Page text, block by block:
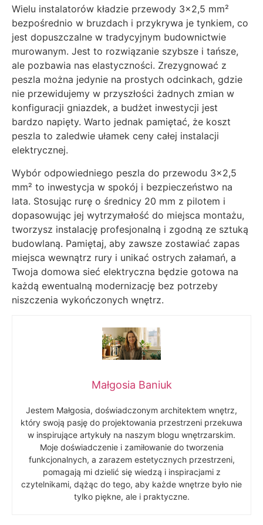
Wielu instalatorów kładzie przewody 3×2,5 mm²
bezpośrednio w bruzdach i przykrywa je tynkiem, co
jest dopuszczalne w tradycyjnym budownictwie
murowanym. Jest to rozwiązanie szybsze i tańsze,
ale pozbawia nas elastyczności. Zrezygnować z
peszla można jedynie na prostych odcinkach, gdzie
nie przewidujemy w przyszłości żadnych zmian w
konfiguracji gniazdek, a budżet inwestycji jest
bardzo napięty. Warto jednak pamiętać, że koszt
peszla to zaledwie ułamek ceny całej instalacji
elektrycznej.
Wybór odpowiedniego peszla do przewodu 3×2,5
mm² to inwestycja w spokój i bezpieczeństwo na
lata. Stosując rurę o średnicy 20 mm z pilotem i
dopasowując jej wytrzymałość do miejsca montażu,
tworzysz instalację profesjonalną i zgodną ze sztuką
budowlaną. Pamiętaj, aby zawsze zostawiać zapas
miejsca wewnątrz rury i unikać ostrych załamań, a
Twoja domowa sieć elektryczna będzie gotowa na
każdą ewentualną modernizację bez potrzeby
niszczenia wykończonych wnętrz.
Małgosia Baniuk
Jestem Małgosia, doświadczonym architektem wnętrz,
który swoją pasję do projektowania przestrzeni przekuwa
w inspirujące artykuły na naszym blogu wnętrzarskim.
Moje doświadczenie i zamiłowanie do tworzenia
funkcjonalnych, a zarazem estetycznych przestrzeni,
pomagają mi dzielić się wiedzą i inspiracjami z
czytelnikami, dążąc do tego, aby każde wnętrze było nie
tylko piękne, ale i praktyczne.